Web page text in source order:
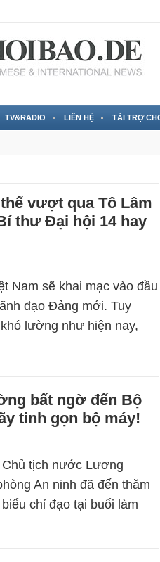
TV&RADIO LIÊN HỆ TÀI TRỢ
vượt qua Tô Lâm
thư Đại hội 14 hay
Nam sẽ khai mạc vào đầu
đạo Đảng mới. Tuy
lường như hiện nay,
bất ngờ đến Bộ
tinh gọn bộ máy!
tịch nước Lương
An ninh đã đến thăm
chỉ đạo tại buổi làm